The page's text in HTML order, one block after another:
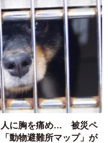
人に胸を痛め… 被災ペ
動物避難所マップ」が